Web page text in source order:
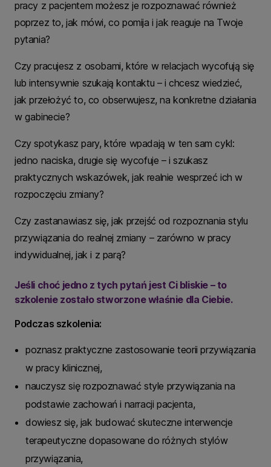
pracy z pacjentem możesz je rozpoznawać również
poprzez to, jak mówi, co pomija i jak reaguje na Twoje
pytania?
Czy pracujesz z osobami, które w relacjach wycofują się
lub intensywnie szukają kontaktu – i chcesz wiedzieć,
jak przełożyć to, co obserwujesz, na konkretne działania
w gabinecie?
Czy spotykasz pary, które wpadają w ten sam cykl:
jedno naciska, drugie się wycofuje – i szukasz
praktycznych wskazówek, jak realnie wesprzeć ich w
rozpoczęciu zmiany?
Czy zastanawiasz się, jak przejść od rozpoznania stylu
przywiązania do realnej zmiany – zarówno w pracy
indywidualnej, jak i z parą?
Jeśli choć jedno z tych pytań jest Ci bliskie – to
szkolenie zostało stworzone właśnie dla Ciebie.
Podczas szkolenia:
poznasz praktyczne zastosowanie teorii przywiązania
w pracy klinicznej,
nauczysz się rozpoznawać style przywiązania na
podstawie zachowań i narracji pacjenta,
dowiesz się, jak budować skuteczne interwencje
terapeutyczne dopasowane do różnych stylów
przywiązania,